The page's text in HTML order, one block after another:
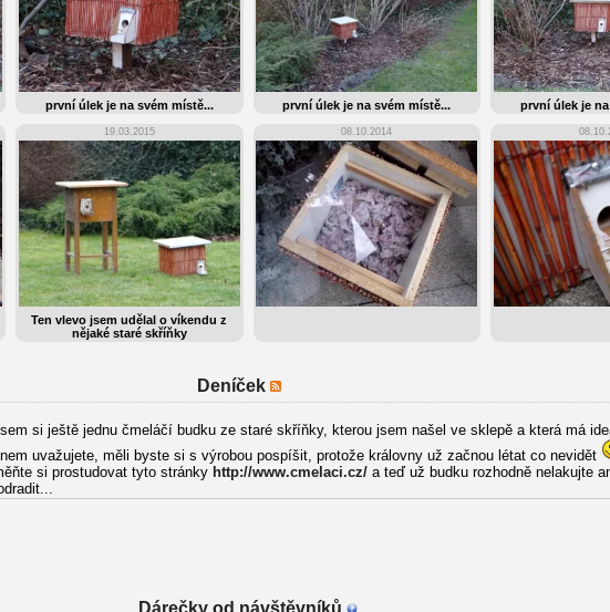
první úlek je na svém místě... první úlek je na svém místě... první úlek je
19.03.2015
Ten vlevo jsem udělal o víkendu z
nějaké staré skříňky
08.10.2014
Deníček
si ještě jednu čmeláčí budku ze staré skříňky, kterou jsem našel ve sklepě a která má
uvažujete, měli byste si s výrobou pospíšit, protože královny už začnou létat co nevidět
si prostudovat tyto stránky http://www.cmelaci.cz/ a teď už budku rozhodně nelakujte